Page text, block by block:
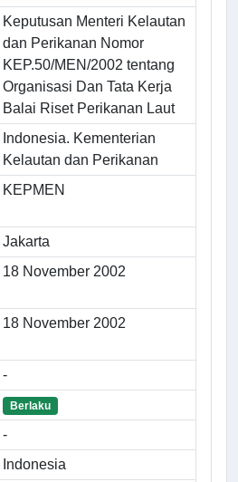
Keputusan Menteri Kelautan
dan Perikanan Nomor
KEP.50/MEN/2002 tentang
Organisasi Dan Tata Kerja
Balai Riset Perikanan Laut
Indonesia. Kementerian
Kelautan dan Perikanan
KEPMEN
Jakarta
18 November 2002
18 November 2002
-
Berlaku
-
Indonesia